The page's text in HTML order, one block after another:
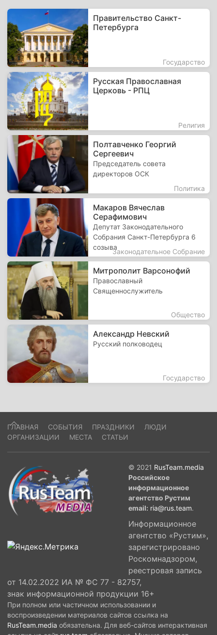
Правительство Санкт-
Петербурга
Государство
Русская Православная
Церковь - РПЦ
Религия
Полтавченко Георгий
Сергеевич
Председатель совета
директоров ОСК
Политика
Макаров Вячеслав
Серафимович
Депутат Законодательного
Собрания Санкт-Петербурга 6
созыва
Законодательное Собрание
Митрополит Варсонофий
Православный
Священнослужитель
Общество
Александр Невский
Русский полководец
Государство
ГЛАВНАЯ СОБЫТИЯ ПРАЗДНИКИ
ЛЮДИ
ОРГАНИЗАЦИИ
МЕСТА СТАТЬИ
© 2021 RusTeam.media
Российское
информационное
агентство Рустим
email: ria@rus.team.
Информационное
агентство «Рустим»,
зарегистрировано
Роскомнадзором,
реестровая запись
от 14.02.2022 ИА № ФС 77 - 82757,
знак информационной продукции 16+
При полном или частичном использовании и
воспроизведении материалов сайтов ссылка на
RusTeam.media обязательна. Для веб-сайтов интерактивная